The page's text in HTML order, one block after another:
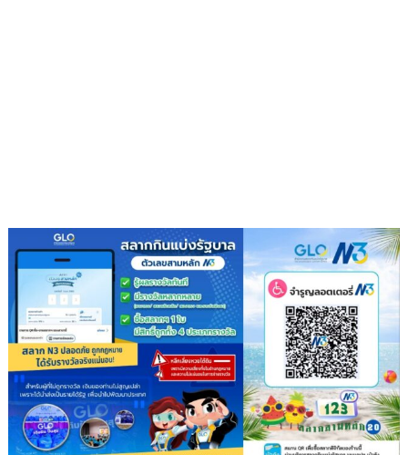
สากล
ใช้
ไทย
เป็น
ฐาน
สั่ง
การ
เอี่ยว
เว็บ
พนัน
เงิน
หมุนเวียน